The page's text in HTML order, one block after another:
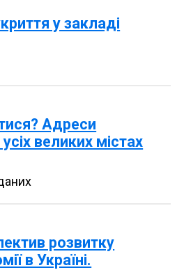
у закладі
Адреси
великих містах
розвитку
в Україні.